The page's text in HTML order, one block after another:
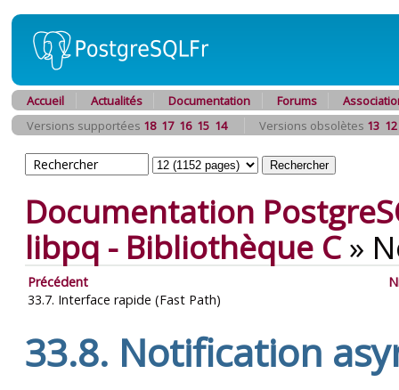
Accueil Actualités Documentation Forums
Versions supportées 18 17 16 15 14 Versions obsolètes 13 12
Documentation
libpq - Bibliothèque C»
Précédent
33.7. Interface rapide (Fast Path)
33.8. Notification